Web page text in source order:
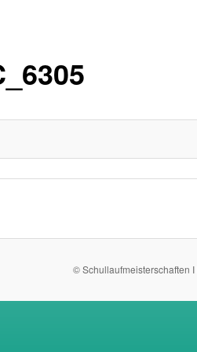
© Schullaufmeisterschaften I